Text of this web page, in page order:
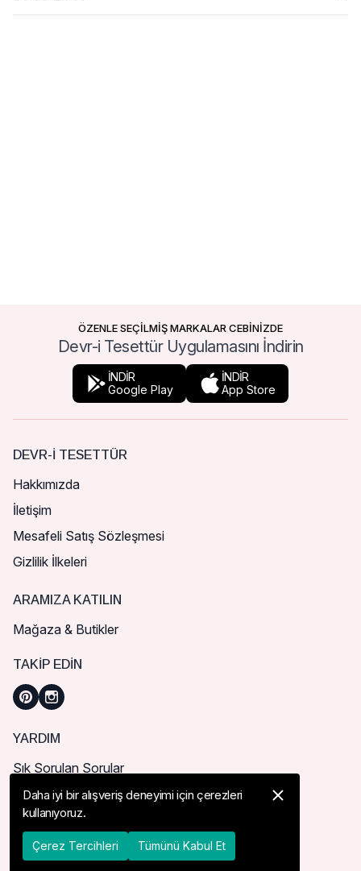
ÖZENLE SEÇİLMİŞ MARKALAR CEBİNİZDE
Devr-i Tesettür Uygulamasını İndirin
İNDİR
Google Play
İNDİR
App Store
DEVR-I TESETTÜR
Hakkımızda
İletişim
Mesafeli Satış Sözleşmesi
Gizlilik İlkeleri
ARAMIZA KATILIN
Mağaza & Butikler
TAKIP EDIN
YARDIM
Sık Sorulan Sorular
Nasıl Sipariş Verebilirim?
Kargo ve Teslimat
İade, İptal ve Değişim
Daha iyi bir alışveriş deneyimi için çerezleri
kullanıyoruz.
Çerez Tercihleri Tümünü Kabul Et